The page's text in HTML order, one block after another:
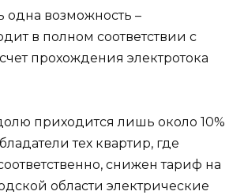
одна возможность –
в полном соответствии с
прохождения электротока
приходится лишь около 10%
тех квартир, где
снижен тариф на
области электрические